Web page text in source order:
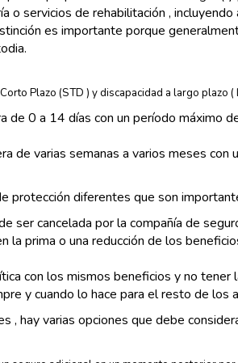
o servicios de rehabilitación ,
es importante porque
Plazo (STD ) y discapacidad a largo plazo (
de 0 a 14 días con un período máximo
de varias semanas a varios meses
protección diferentes que son
ser cancelada por la compañía de
la prima o una reducción de los
con los mismos beneficios y no tener
y cuando lo hace para el resto de
hay varias opciones que debe